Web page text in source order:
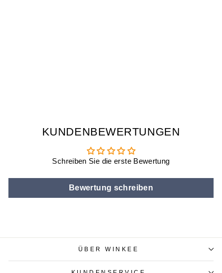
KUNDENBEWERTUNGEN
Schreiben Sie die erste Bewertung
Bewertung schreiben
ÜBER WINKEE